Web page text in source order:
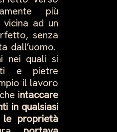
più
ad un
senza
dall’uomo.
nei quali si
e pietre
il lavoro
intaccare
in qualsiasi
le proprietà